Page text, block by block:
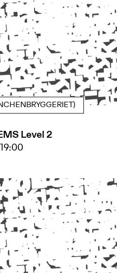
Level 2
19:00